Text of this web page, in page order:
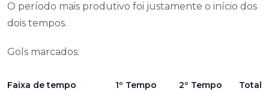
O período mais produtivo foi justamente o início dos
dois tempos.
Gols marcados:
Faixa de tempo 1º Tempo 2º Tempo Total